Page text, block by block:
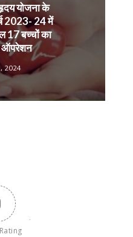
योजना के
2023- 24 में
17 बच्चों का
2024